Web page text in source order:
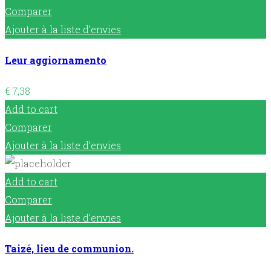
Comparer
Ajouter à la liste d’envies
Leur aggiornamento
€ 7,38
Add to cart
Comparer
Ajouter à la liste d’envies
Add to cart
Comparer
Ajouter à la liste d’envies
Taizé, lieu de communion.